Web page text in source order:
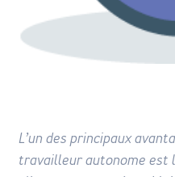
L’un des principaux
travailleur autonome est